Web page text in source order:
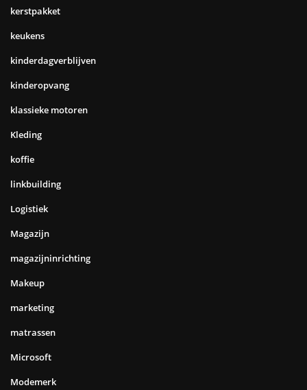
kerstpakket
keukens
kinderdagverblijven
kinderopvang
klassieke motoren
Kleding
koffie
linkbuilding
Logistiek
Magazijn
magazijninrichting
Makeup
marketing
matrassen
Microsoft
Modemerk